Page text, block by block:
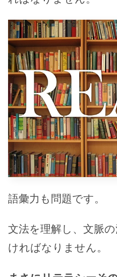
語彙力も問題です。
文法を理解し、文脈
ければなりません。